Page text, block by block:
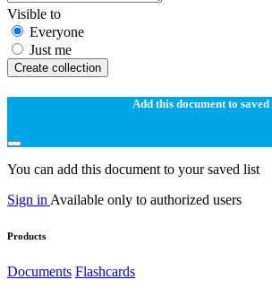
Visible to
Everyone
Just me
Create collection
Add this document to saved
You can add this document to your saved list
Sign in Available only to authorized users
Products
Documents Flashcards